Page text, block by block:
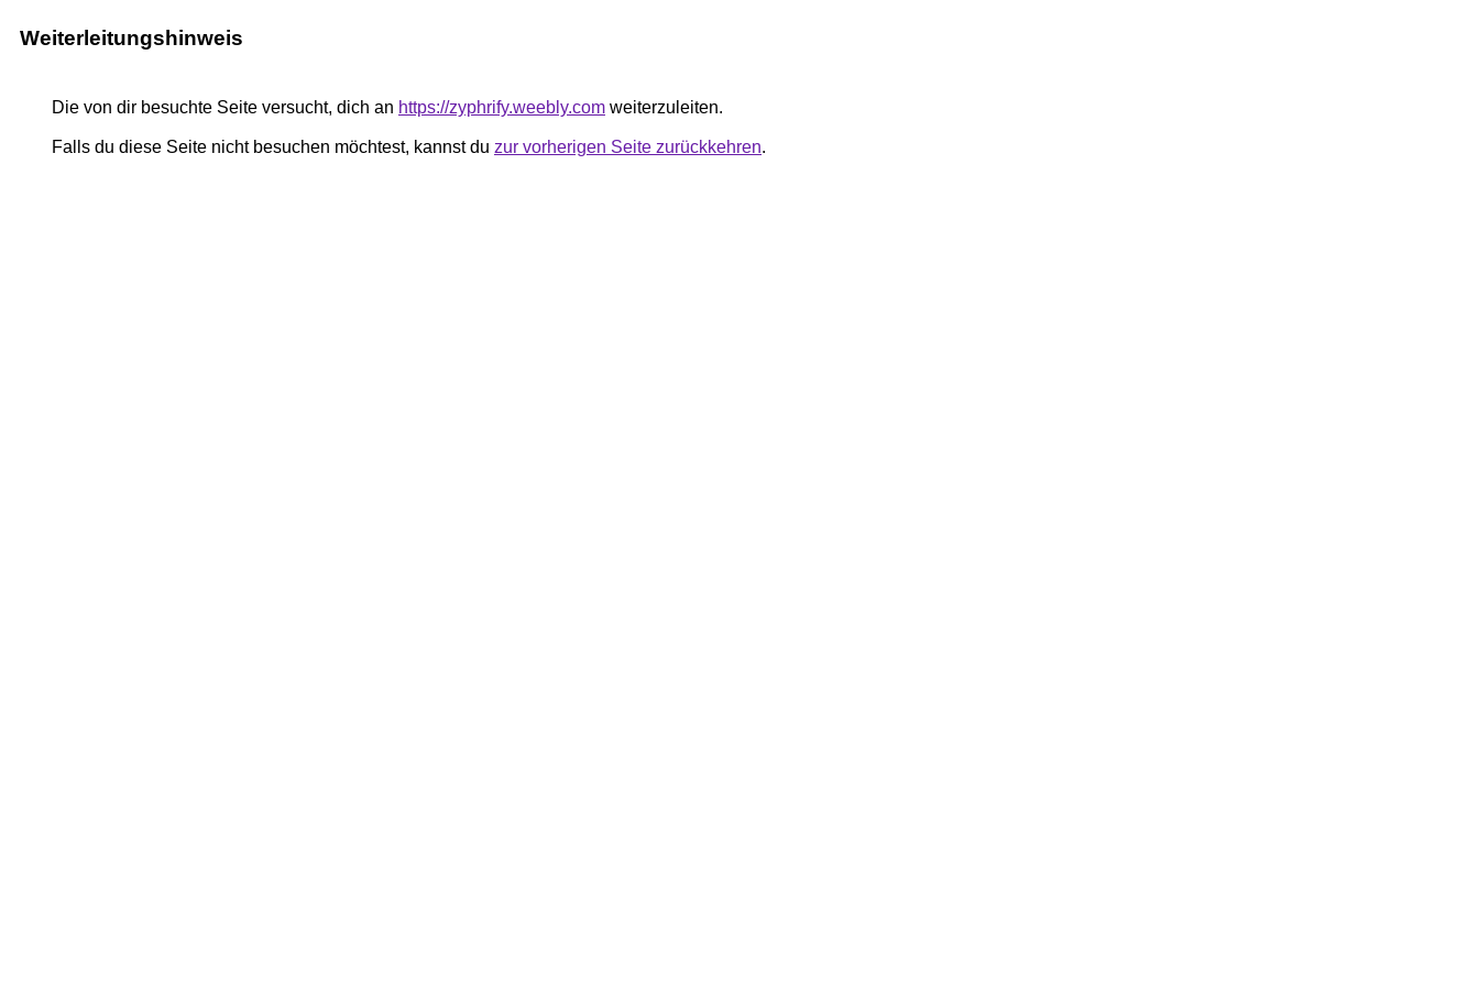
Weiterleitungshinweis
Die von dir besuchte Seite versucht, dich an https://zyphrify.weebly.com weiterzuleiten.
Falls du diese Seite nicht besuchen möchtest, kannst du zur vorherigen Seite zurückkehren.